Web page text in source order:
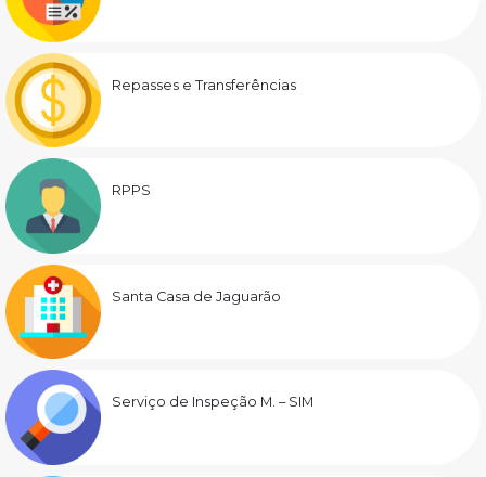
Repasses e Transferências
RPPS
Santa Casa de Jaguarão
Serviço de Inspeção M. – SIM